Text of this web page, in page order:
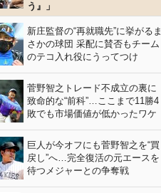
う』」
新庄監督の“再就職先”に挙がるま
さかの球団 采配に賛否もチーム
のテコ入れ役にうってつけ
菅野智之トレード不成立の裏に
致命的な“前科”…ここまで11勝4
敗でも市場価値が低かったワケ
巨人が今オフにも菅野智之を“買
戻し”へ…完全復活の元エースを
待つメジャーとの争奪戦